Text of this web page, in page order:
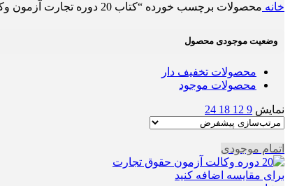
خانه محصولات برچسب خورده “کتاب 20 دوره تجارت آزمون وکالت”
وضعیت موجودی محصول
محصولات تخفیف دار
محصولات موجود
نمایش 9
12
18
24
اتمام موجودی
برای مقایسه اضافه کنید